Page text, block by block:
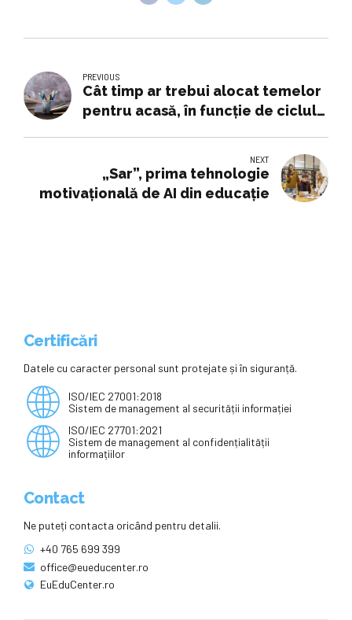
PREVIOUS
Cât timp ar trebui alocat temelor
pentru acasă, în funcţie de ciclul
NEXT
„Sar”, prima tehnologie
motivaţională de AI din educaţie
Certificări
Datele cu caracter personal sunt protejate și în siguranță.
ISO/IEC 27001:2018
Sistem de management al securității informației
ISO/IEC 27701:2021
Sistem de management al confidențialității
informațiilor
Contact
Ne puteți contacta oricând pentru detalii.
+40 765 699 399
office@eueducenter.ro
EuEduCenter.ro